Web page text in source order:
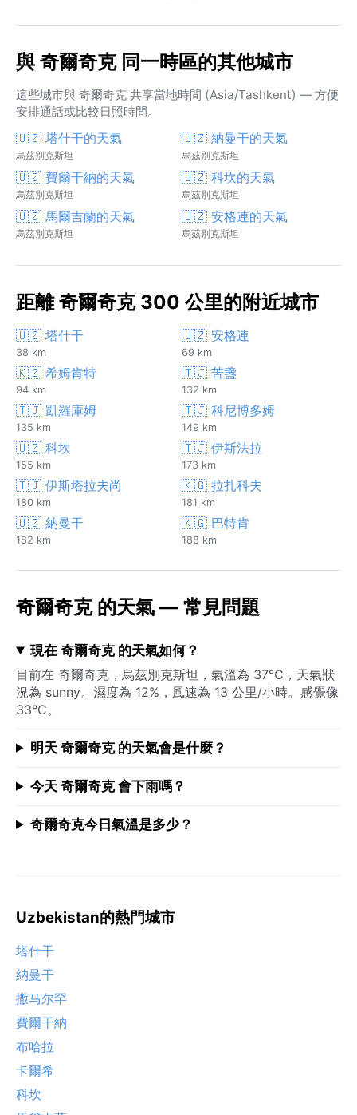
與 奇爾奇克 同一時區的其他城市
這些城市與 奇爾奇克 共享當地時間 (Asia/Tashkent) — 方便
安排通話或比較日照時間。
🇺🇿 塔什干的天氣
烏茲別克斯坦
🇺🇿 納曼干的天氣
烏茲別克斯坦
🇺🇿 費爾干納的天氣
烏茲別克斯坦
🇺🇿 科坎的天氣
烏茲別克斯坦
🇺🇿 馬爾吉蘭的天氣
烏茲別克斯坦
🇺🇿 安格連的天氣
烏茲別克斯坦
距離 奇爾奇克 300 公里的附近城市
🇺🇿 塔什干
38 km
🇺🇿 安格連
69 km
🇰🇿 希姆肯特
94 km
🇹🇯 苦盞
132 km
🇹🇯 凱羅庫姆
135 km
🇹🇯 科尼博多姆
149 km
🇺🇿 科坎
155 km
🇹🇯 伊斯法拉
173 km
🇹🇯 伊斯塔拉夫尚
180 km
🇰🇬 拉扎科夫
181 km
🇺🇿 納曼干
182 km
🇰🇬 巴特肯
188 km
奇爾奇克 的天氣 — 常見問題
現在 奇爾奇克 的天氣如何？
目前在 奇爾奇克，烏茲別克斯坦，氣溫為 37°C，天氣狀
況為 sunny。濕度為 12%，風速為 13 公里/小時。感覺像
33°C。
明天 奇爾奇克 的天氣會是什麼？
今天 奇爾奇克 會下雨嗎？
奇爾奇克今日氣溫是多少？
Uzbekistan的熱門城市
塔什干
納曼干
撒马尔罕
費爾干納
布哈拉
卡爾希
科坎